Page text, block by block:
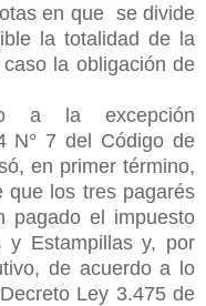
en que se divide
la totalidad de la
la obligación de
a la excepción
N° 7 del Código de
en primer término,
que los tres pagarés
pagado el impuesto
y Estampillas y, por
de acuerdo a lo
Ley 3.475 de